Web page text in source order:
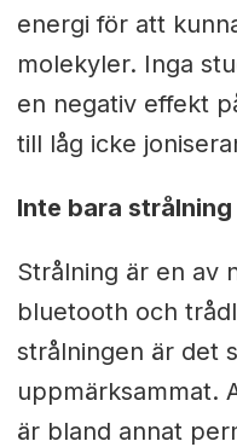
energi för att
molekyler. Inga
en negativ effekt
till låg icke
Inte bara strålning
Strålning är en av
bluetooth och
strålningen är det
uppmärksammat.
är bland annat